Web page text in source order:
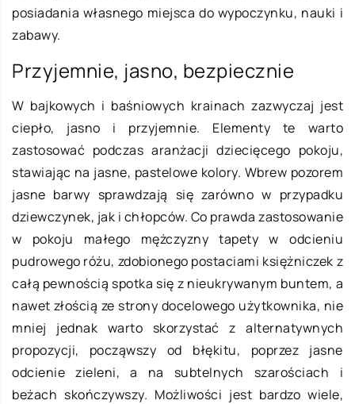
posiadania własnego miejsca do wypoczynku, nauki i
zabawy.
Przyjemnie, jasno, bezpiecznie
W bajkowych i baśniowych krainach zazwyczaj jest
ciepło, jasno i przyjemnie. Elementy te warto
zastosować podczas aranżacji dziecięcego pokoju,
stawiając na jasne, pastelowe kolory. Wbrew pozorem
jasne barwy sprawdzają się zarówno w przypadku
dziewczynek, jak i chłopców. Co prawda zastosowanie
w pokoju małego mężczyzny tapety w odcieniu
pudrowego różu, zdobionego postaciami księżniczek z
całą pewnością spotka się z nieukrywanym buntem, a
nawet złością ze strony docelowego użytkownika, nie
mniej jednak warto skorzystać z alternatywnych
propozycji, począwszy od błękitu, poprzez jasne
odcienie zieleni, a na subtelnych szarościach i
beżach skończywszy. Możliwości jest bardzo wiele,